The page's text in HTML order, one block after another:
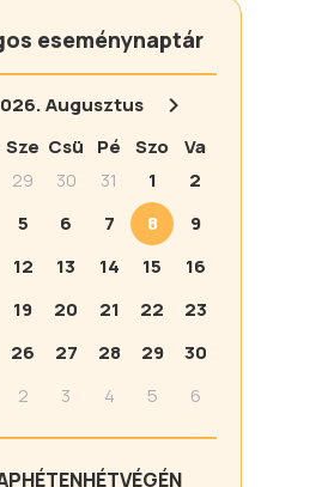
eseménynaptár
Augusztus
Sze Csü Pé Szo
Va
29 30 31 1
2
5 6 7 8
9
12 13 14 15
16
19 20 21 22
23
26 27 28 29
30
2 3 4 5 6
HÉTENHÉTVÉGÉN